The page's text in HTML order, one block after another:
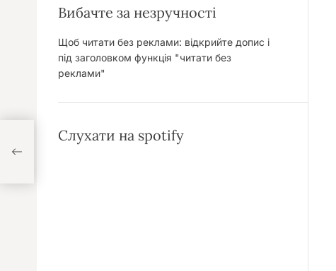
Вибачте за незручності
Щоб читати без реклами: відкрийте допис і
під заголовком функція "читати без
реклами"
Слухати на spotify